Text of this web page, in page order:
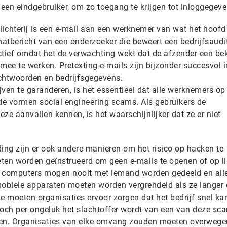
eindgebruiker, om zo toegang te krijgen tot
is een e-mail aan een werknemer van wat het
van een onderzoeker die beweert een
omdat het de verwachting wekt dat de afzender een
te werken. Pretexting-e-mails zijn bijzonder succesvol
en bedrijfsgegevens.
te garanderen, is het essentieel dat alle werknemers op
vormen social engineering scams. Als gebruikers de
aanvallen kennen, is het waarschijnlijker dat ze er niet
zijn er ook andere manieren om het risico op hacken te
worden geïnstrueerd om geen e-mails te openen of op
mogen nooit met iemand worden gedeeld en
apparaten moeten worden vergrendeld als ze
moeten organisaties ervoor zorgen dat het bedrijf snel
per ongeluk het slachtoffer wordt van een van deze
Organisaties van elke omvang zouden moeten